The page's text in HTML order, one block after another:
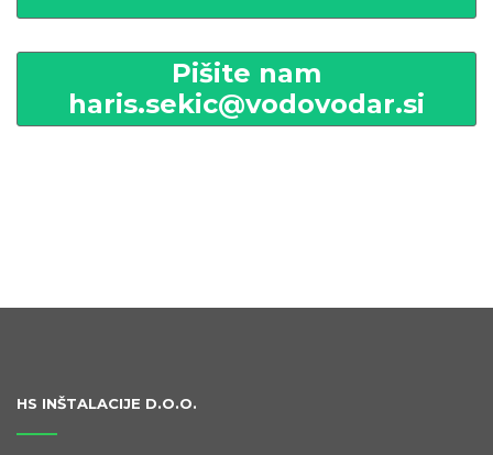
Pišite nam
haris.sekic@vodovodar.si
HS INŠTALACIJE D.O.O.